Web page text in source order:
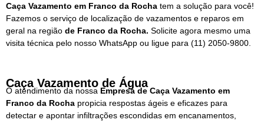
Caça Vazamento em Franco da Rocha tem a solução para você!
Fazemos o serviço de localização de vazamentos e reparos em
geral na região de Franco da Rocha. Solicite agora mesmo uma
visita técnica pelo nosso WhatsApp ou ligue para (11) 2050-9800.
Caça Vazamento de Água
O atendimento da nossa Empresa de Caça Vazamento em
Franco da Rocha propicia respostas ágeis e eficazes para
detectar e apontar infiltrações escondidas em encanamentos,